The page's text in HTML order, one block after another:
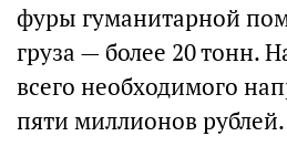
фуры гуманитарной
груза — более 20 тонн.
всего необходимого
пяти миллионов рублей.